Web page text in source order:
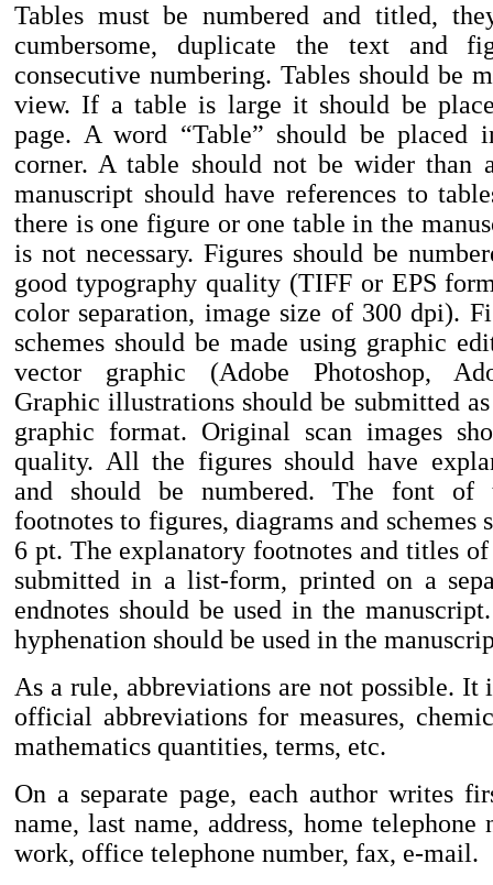
Tables must be numbered and titled,
cumbersome, duplicate the text and
consecutive numbering. Tables should be
view. If a table is large it should be
page. A word “Table” should be placed
corner. A table should not be wider than
manuscript should have references to
there is one figure or one table in the
is not necessary. Figures should be
good typography quality (TIFF or EPS
color separation, image size of 300 dpi).
schemes should be made using graphic
vector graphic (Adobe Photoshop,
Graphic illustrations should be submitted
graphic format. Original scan images
quality. All the figures should have
and should be numbered. The font of
footnotes to figures, diagrams and schemes
6 pt. The explanatory footnotes and titles
submitted in a list-form, printed on a
endnotes should be used in the
hyphenation should be used in the
As a rule, abbreviations are not possible. It
official abbreviations for measures,
mathematics quantities, terms, etc.
On a separate page, each author writes
name, last name, address, home telephone
work, office telephone number, fax, e-mail.